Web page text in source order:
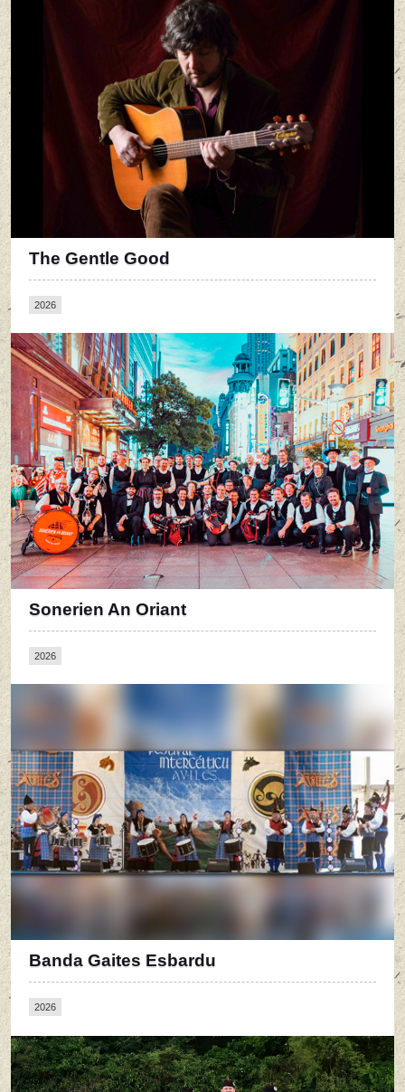
The Gentle Good
2026
Sonerien An Oriant
2026
Banda Gaites Esbardu
2026